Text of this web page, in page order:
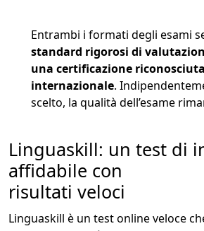
Entrambi i formati degli esami
standard rigorosi di
una certificazione
internazionale.
scelto, la qualità dell’esame
Linguaskill: un test di
affidabile con
risultati veloci
Linguaskill è un test online veloce